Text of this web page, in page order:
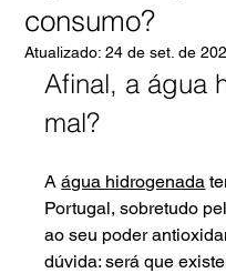
consumo?
Atualizado:24 de set. de
Afinal, a água
mal?
A água hidrogenada
Portugal, sobretudo
ao seu poder
dúvida: será que